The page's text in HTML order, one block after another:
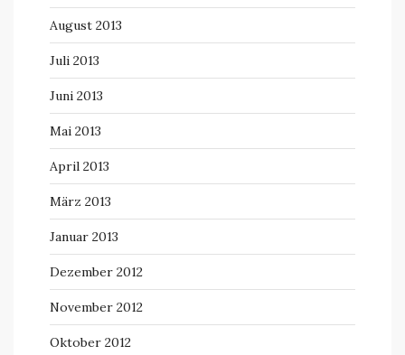
August 2013
Juli 2013
Juni 2013
Mai 2013
April 2013
März 2013
Januar 2013
Dezember 2012
November 2012
Oktober 2012